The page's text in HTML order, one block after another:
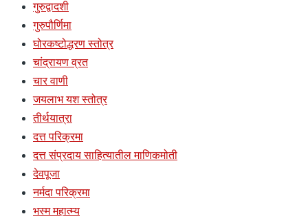
गुरुद्वादशी
गुरुपौर्णिमा
घोरकष्टोद्धरण स्तोत्र
चांद्रायण व्रत
चार वाणी
जयलाभ यश स्तोत्र
तीर्थयात्रा
दत्त परिक्रमा
दत्त संप्रदाय साहित्यातील माणिकमोती
देवपूजा
नर्मदा परिक्रमा
भस्म महात्म्य